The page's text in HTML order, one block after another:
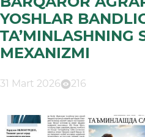
YOSHLAR
TA’MINLASHNING
MEXANIZMI
31 Mart 2026 216